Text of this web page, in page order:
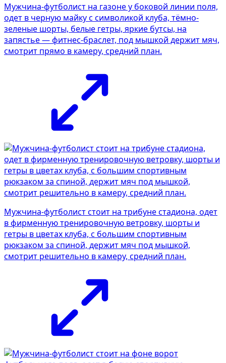
Мужчина-футболист на газоне у боковой линии поля,
одет в черную майку с символикой клуба, тёмно-
зеленые шорты, белые гетры, яркие бутсы, на
запястье — фитнес-браслет, под мышкой держит мяч,
смотрит прямо в камеру, средний план.
Мужчина-футболист стоит на трибуне стадиона, одет
в фирменную тренировочную ветровку, шорты и
гетры в цветах клуба, с большим спортивным
рюкзаком за спиной, держит мяч под мышкой,
смотрит решительно в камеру, средний план.